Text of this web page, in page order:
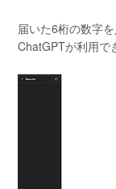
届いた6桁の数字
ChatGPTが利用で